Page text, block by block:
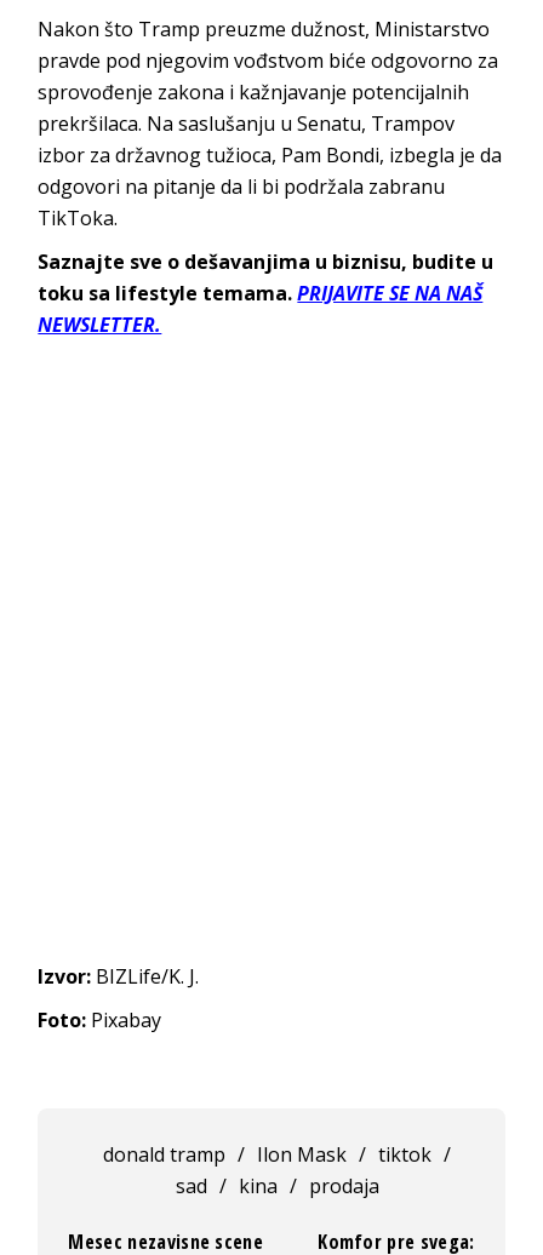
Nakon što Tramp preuzme dužnost, Ministarstvo
pravde pod njegovim vođstvom biće odgovorno za
sprovođenje zakona i kažnjavanje potencijalnih
prekršilaca. Na saslušanju u Senatu, Trampov
izbor za državnog tužioca, Pam Bondi, izbegla je da
odgovori na pitanje da li bi podržala zabranu
TikToka.
Saznajte sve o dešavanjima u biznisu, budite u
toku sa lifestyle temama.PRIJAVITE SE NA NAŠ
NEWSLETTER.
Izvor: BIZLife/K. J.
Foto: Pixabay
donald tramp / Ilon Mask / tiktok /
sad / kina / prodaja
Mesec nezavisne scene
Komfor pre svega: